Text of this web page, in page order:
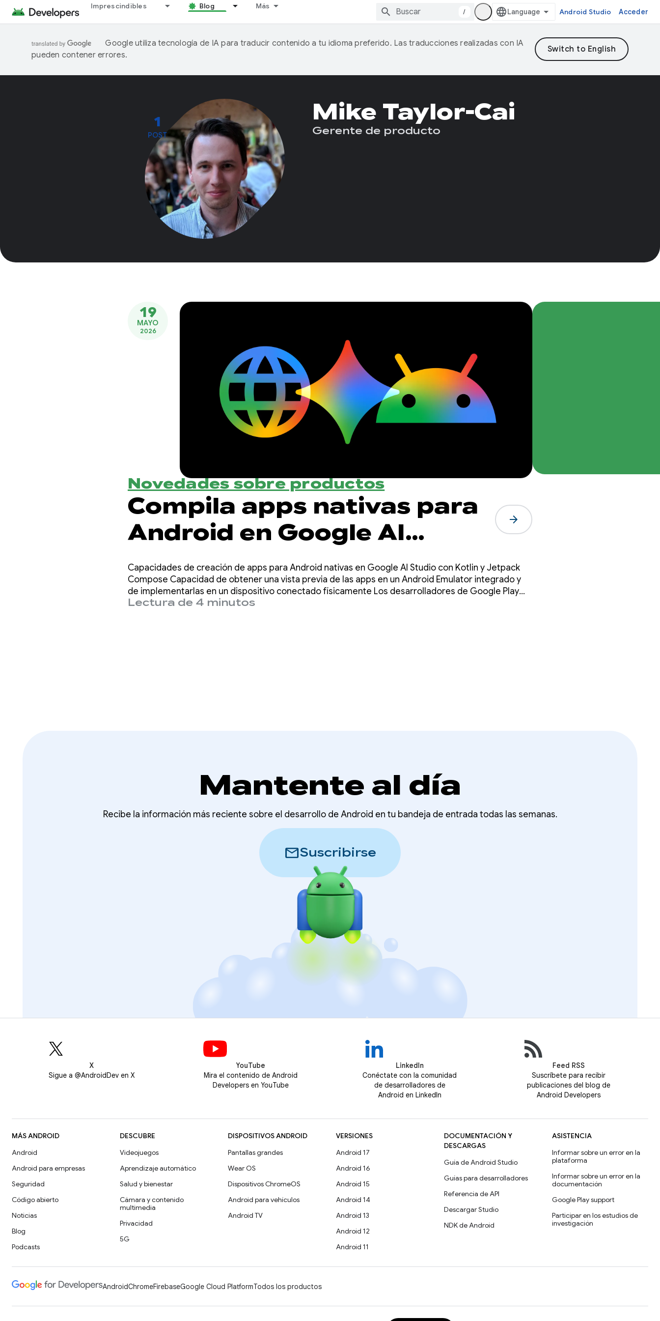
Imprescindibles Blog Más
/ Android Studio Acceder
Google utiliza tecnología de IA para traducir contenido a tu idioma preferido. Las traducciones realizadas con IA
pueden contener errores.
1
POST
Mike Taylor-Cai
Gerente de producto
19
MAYO
2026
Novedades sobre productos
Compila apps nativas para
Android en Google AI
Studio
arrow_forward
Capacidades de creación de apps para Android nativas en Google AI Studio con Kotlin y Jetpack
Compose Capacidad de obtener una vista previa de las apps en un Android Emulator integrado y
de implementarlas en un dispositivo conectado físicamente Los desarrolladores de Google Play
pueden enviar una nueva versión de la app a un segmento de pruebas internas en Play Console.
Lectura de 4 minutos
Mantente al día
Recibe la información más reciente sobre el desarrollo de Android en tu bandeja de entrada todas las semanas.
mailSuscribirse
X
Sigue a @AndroidDev en X
YouTube
Mira el contenido de Android
Developers en YouTube
LinkedIn
Conéctate con la comunidad
de desarrolladores de
Android en LinkedIn
Feed RSS
Suscríbete para recibir
publicaciones del blog de
Android Developers
MÁS ANDROID
Android
Android para empresas
Seguridad
Código abierto
Noticias
Blog
Podcasts
DESCUBRE
Videojuegos
Aprendizaje automático
Salud y bienestar
Cámara y contenido
multimedia
Privacidad
5G
DISPOSITIVOS ANDROID
Pantallas grandes
Wear OS
Dispositivos ChromeOS
Android para vehículos
Android TV
VERSIONES
Android 17
Android 16
Android 15
Android 14
Android 13
Android 12
Android 11
DOCUMENTACIÓN Y
DESCARGAS
Guía de Android Studio
Guías para desarrolladores
Referencia de API
Descargar Studio
NDK de Android
ASISTENCIA
Informar sobre un error en la
plataforma
Informar sobre un error en la
documentación
Google Play support
Participar en los estudios de
investigación
AndroidChromeFirebaseGoogle Cloud PlatformTodos los productos